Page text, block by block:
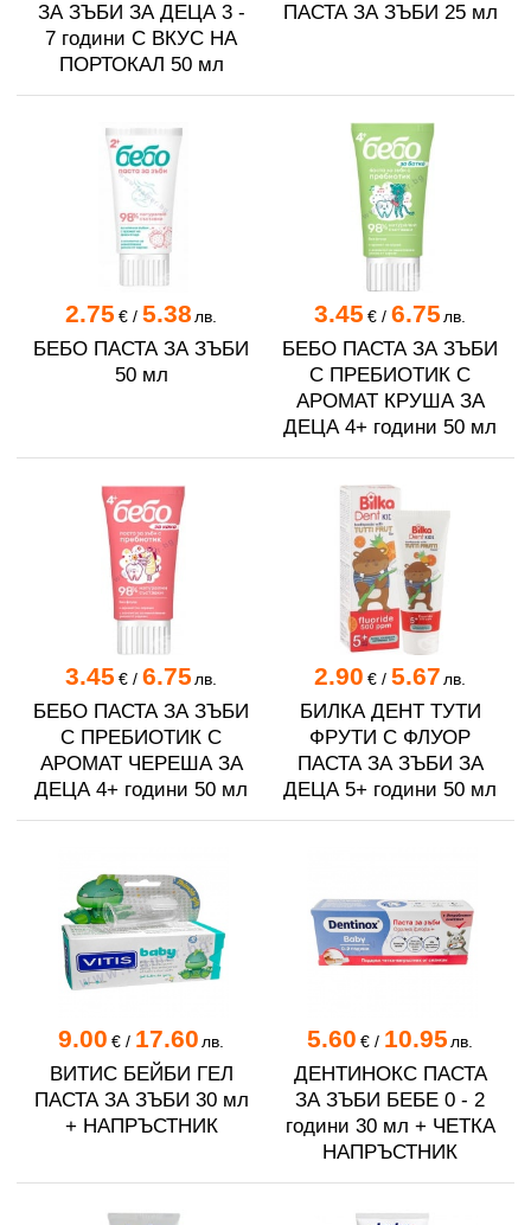
ЗА ЗЪБИ ЗА ДЕЦА 3 -
7 години С ВКУС НА
ПОРТОКАЛ 50 мл
ПАСТА ЗА ЗЪБИ 25 мл
2.75 €/ 5.38 лв.
БЕБО ПАСТА ЗА ЗЪБИ
50 мл
3.45 €/ 6.75 лв.
БЕБО ПАСТА ЗА ЗЪБИ
С ПРЕБИОТИК С
АРОМАТ КРУША ЗА
ДЕЦА 4+ години 50 мл
3.45 €/ 6.75 лв.
БЕБО ПАСТА ЗА ЗЪБИ
С ПРЕБИОТИК С
АРОМАТ ЧЕРЕША ЗА
ДЕЦА 4+ години 50 мл
2.90 €/ 5.67 лв.
БИЛКА ДЕНТ ТУТИ
ФРУТИ С ФЛУОР
ПАСТА ЗА ЗЪБИ ЗА
ДЕЦА 5+ години 50 мл
9.00 €/ 17.60 лв.
ВИТИС БЕЙБИ ГЕЛ
ПАСТА ЗА ЗЪБИ 30 мл
+ НАПРЪСТНИК
5.60 €/ 10.95 лв.
ДЕНТИНОКС ПАСТА
ЗА ЗЪБИ БЕБЕ 0 - 2
години 30 мл + ЧЕТКА
НАПРЪСТНИК